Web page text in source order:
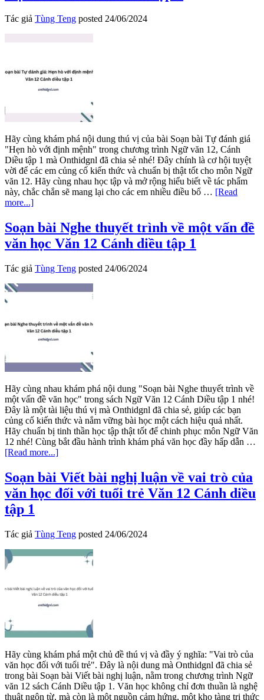
học
trang
Cánh
diều
tập
Tác giả Tùng Teng posted 24/06/2024
Hãy cùng khám phá nội dung thú vị của bài Soạn bài Tự đánh giá
"Hẹn hò với định mệnh" trong chương trình Ngữ văn 12, Cánh
Diều tập 1 mà Onthidgnl đã chia sẻ nhé! Đây chính là cơ hội tuyệt
vời để các em củng cố kiến thức và chuẩn bị thật tốt cho môn Ngữ
văn 12. Hãy cùng nhau học tập và mở rộng hiểu biết về tác phẩm
này, chắc chắn sẽ mang lại cho các em nhiều điều bổ … [Read
more...]about
bài
Tự
đánh
Hẹn
hò
với
Văn
12
Cánh
tập
1
Soạn bài Nghe thuyết trình về một vấn đề
văn học Văn 12 Cánh diều tập 1
Tác giả Tùng Teng posted 24/06/2024
Hãy cùng nhau khám phá nội dung "Soạn bài Nghe thuyết trình về
một vấn đề văn học" trong sách Ngữ Văn 12 Cánh Diều tập 1 nhé!
Đây là một tài liệu thú vị mà Onthidgnl đã chia sẻ, giúp các bạn
củng cố kiến thức và nắm vững bài học một cách hiệu quả nhất.
Hãy chuẩn bị tinh thần học tập thật tốt để chinh phục môn Ngữ Văn
12 nhé! Cùng bắt đầu hành trình khám phá văn học đầy hấp dẫn …
[Read more...]about
bài
Nghe
thuyết
vấn
đề
văn
12
1
Soạn bài Viết bài nghị luận về vai trò của
văn học đối với tuổi trẻ Văn 12 Cánh diều
tập 1
Tác giả Tùng Teng posted 24/06/2024
Hãy cùng khám phá một chủ đề thú vị và đầy ý nghĩa: "Vai trò của
văn học đối với tuổi trẻ". Đây là nội dung mà Onthidgnl đã chia sẻ
trong bài Soạn bài Viết bài nghị luận, nằm trong chương trình Ngữ
văn 12 sách Cánh Diều tập 1. Văn học không chỉ đơn thuần là nghệ
thuật ngôn từ, mà còn là một nguồn cảm hứng, một kho tàng tri thức